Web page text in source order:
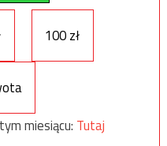
100 zł
miesiącu: Tutaj